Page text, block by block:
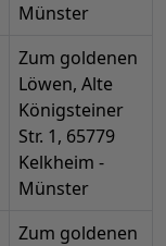
Münster
Zum goldenen
Löwen, Alte
Königsteiner
Str. 1, 65779
Kelkheim -
Münster
Zum goldenen